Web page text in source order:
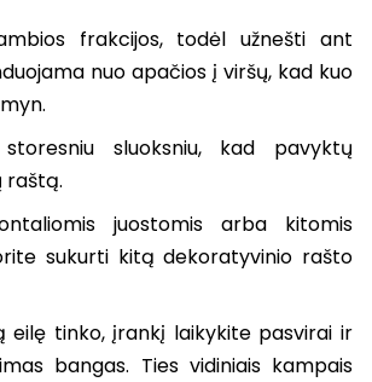
frakcijos, todėl užnešti ant
nuo apačios į viršų, kad kuo
sluoksniu, kad pavyktų
raštą.
juostomis arba kitomis
sukurti kitą dekoratyvinio rašto
eilę tinko, įrankį laikykite pasvirai ir
bangas. Ties vidiniais kampais